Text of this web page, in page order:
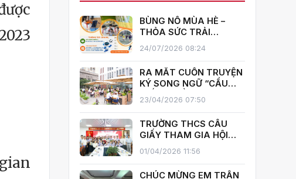
BÙNG NỔ MÙA HÈ –
THỎA SỨC TRẢI
NGHIỆM CÙNG CÂU
LẠC BỘ HÈ 2026
TRƯỜNG THCS CẦU
GIẤY!
24/07/2026 08:24
RA MẮT CUỐN TRUYỆN
KÝ SONG NGỮ “CẦU
GIẤY – MIỀN XANH NỞ
HOA”, KHÁNH THÀNH
THƯ VIỆN MỞ, LAN TOẢ
VĂN HOÁ ĐỌC
23/04/2026 07:50
TRƯỜNG THCS CẦU
GIẤY THAM GIA HỘI
THI GIÁO VIÊN DẠY GIỎI
CẤP TRUNG HỌC CƠ SỞ
PHƯỜNG YÊN HOÀ
01/04/2026 11:56
CHÚC MỪNG EM TRẦN